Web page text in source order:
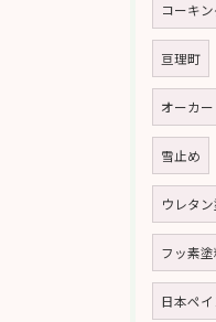
コーキ
亘理町
オーカー
雪止め
ウレタ
フッ素
日本ペイ